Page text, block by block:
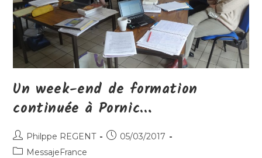
Un week-end de formation
continuée à Pornic…
Auteur/autrice
de
Philppe REGENT
Publication
05/03/2017
PostMessajeFrance